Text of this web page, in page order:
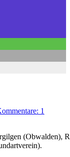
1
(Obwalden),